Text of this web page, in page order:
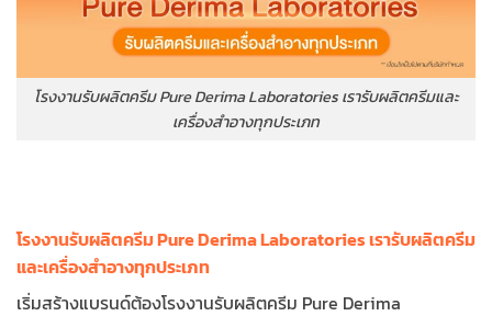
โรงงานรับผลิตครีม Pure Derima Laboratories เรารับผลิตครีมและ
เครื่องสำอางทุกประเภท
โรงงานรับผลิตครีม Pure Derima Laboratories เรารับผลิตครีม
และเครื่องสำอางทุกประเภท
เริ่มสร้างแบรนด์ต้องโรงงานรับผลิตครีม Pure Derima